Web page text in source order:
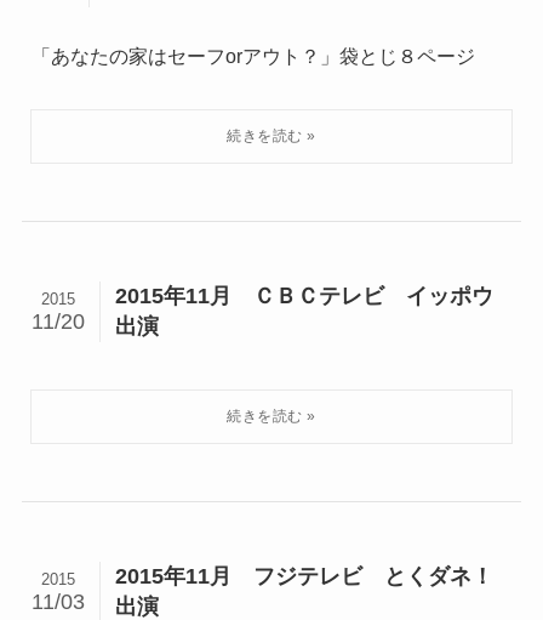
「あなたの家はセーフorアウト？」袋とじ８ページ
2015年11月 ＣＢＣテレビ イッポウ
出演
2015
11/20
2015年11月 フジテレビ とくダネ！
出演
2015
11/03